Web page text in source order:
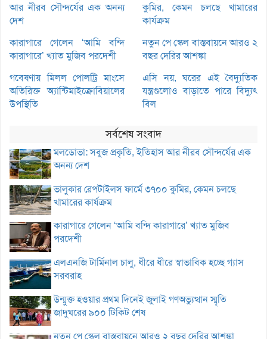
আর নীরব সৌন্দর্যের এক অনন্য
দেশ
কুমির, কেমন চলছে খামারের
কার্যক্রম
কারাগারে গেলেন ‘আমি বন্দি
কারাগারে’ খ্যাত মুজিব পরদেশী
নতুন পে স্কেল বাস্তবায়নে আরও ২
বছর দেরির আশঙ্কা
গবেষণায় মিলল পোলট্রি মাংসে
অতিরিক্ত অ্যান্টিমাইক্রোবিয়ালের
উপস্থিতি
এসি নয়, ঘরের এই বৈদ্যুতিক
যন্ত্রগুলোও বাড়াতে পারে বিদ্যুৎ
বিল
সর্বশেষ সংবাদ
মলডোভা: সবুজ প্রকৃতি, ইতিহাস আর নীরব সৌন্দর্যের এক
অনন্য দেশ
ভালুকার রেপটাইলস ফার্মে ৩৭০০ কুমির, কেমন চলছে
খামারের কার্যক্রম
কারাগারে গেলেন ‘আমি বন্দি কারাগারে’ খ্যাত মুজিব
পরদেশী
এলএনজি টার্মিনাল চালু, ধীরে ধীরে স্বাভাবিক হচ্ছে গ্যাস
সরবরাহ
উন্মুক্ত হওয়ার প্রথম দিনেই জুলাই গণঅভ্যুত্থান স্মৃতি
জাদুঘরের ৯০০ টিকিট শেষ
নতুন পে স্কেল বাস্তবায়নে আরও ২ বছর দেরির আশঙ্কা